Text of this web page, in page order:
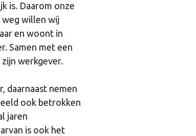
is. Daarom onze
weg willen wij
en woont in
Samen met een
werkgever.
daarnaast nemen
ook betrokken
jaren
is ook het